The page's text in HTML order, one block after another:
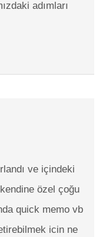
adımları
ve içindeki
özel çoğu
quick memo vb
icin ne